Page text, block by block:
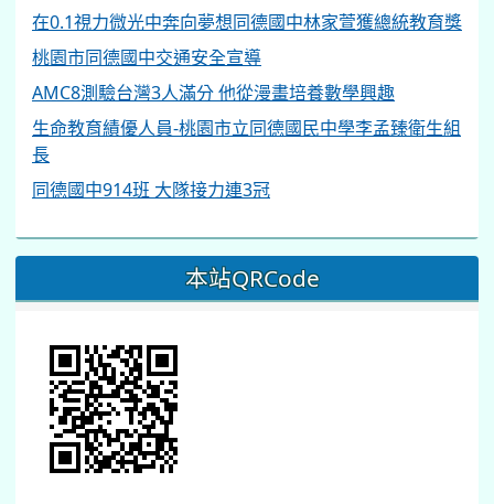
在0.1視力微光中奔向夢想同德國中林家萱獲總統教育獎
桃園市同德國中交通安全宣導
AMC8測驗台灣3人滿分 他從漫畫培養數學興趣
生命教育績優人員-桃園市立同德國民中學李孟臻衛生組
長
同德國中914班 大隊接力連3冠
本站QRCode